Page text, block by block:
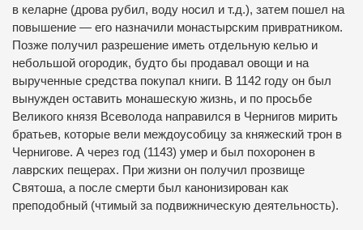
в келарне (дрова рубил, воду носил и т.д.), затем пошел на
повышение — его назначили монастырским привратником.
Позже получил разрешение иметь отдельную келью и
небольшой огородик, будто бы продавал овощи и на
вырученные средства покупал книги. В 1142 году он был
вынужден оставить монашескую жизнь, и по просьбе
Великого князя Всеволода направился в Чернигов мирить
братьев, которые вели междоусобицу за княжеский трон в
Чернигове. А через год (1143) умер и был похоронен в
лаврских пещерах. При жизни он получил прозвище
Святоша, а после смерти был канонизирован как
преподобный (чтимый за подвижническую деятельность).